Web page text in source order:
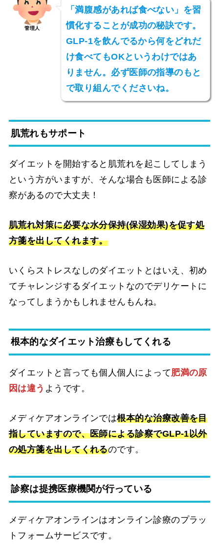
管理人
「満腹感があれば食べない」を習
慣化することが成功の秘訣です。
GLP-1を飲んでるから何をどれだ
け食べてもOKというわけではあ
りません。必ず医師の指導のもと
で取り組んでくださいね。
肌荒れもサポート
ダイエットを開始すると肌荒れを起こしてしまう
という方がいますが、そんな場合も医師による診
察があるので大丈夫！
肌荒れ対策に必要な水分保持(保湿効果)を促す処
方箋を出してくれます。
いくらストレスなしのダイエットとはいえ、初め
てチャレンジするダイエットなのでデリケートに
なってしまうかもしれませんもんね。
根本的なダイエット治療もしてくれる
ダイエットと言っても個人個人によって肥満の原
因は違う ようです。
メディケアオンラインでは根本的な治療改善を目
指していますので、医師による診察でGLP-1以外
の処方箋を出してくれるのです。
診察は提携医療機関が行っている
メディケアオンラインはオンライン診療のプラッ
トフォームサービスです。